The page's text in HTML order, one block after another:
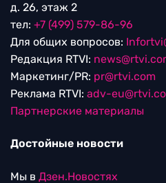
д. 26, этаж 2
тел: +7 (499) 579-86-96
Для общих вопросов:
Редакция RTVI:
Маркетинг/PR: pr@rtvi.com
Реклама RTVI: adv-
Партнерские материалы
Достойные новости
Мы в Дзен.Новостях